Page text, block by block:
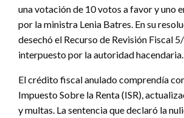
una votación de 10 votos a favor y uno
por la ministra Lenia Batres. En su
desechó el Recurso de Revisión Fiscal
interpuesto por la autoridad hacendaria.
El crédito fiscal anulado comprendía
Impuesto Sobre la Renta (ISR),
y multas. La sentencia que declaró la